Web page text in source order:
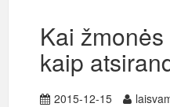
Kai
kaip
2015-12-15